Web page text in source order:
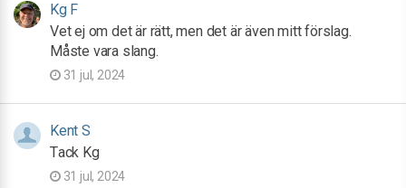
Kg F
Vet ej om det är rätt, men det är även mitt förslag.
Måste vara slang.
31 jul, 2024
Kent S
Tack Kg
31 jul, 2024